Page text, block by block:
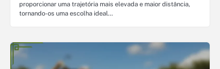
proporcionar uma trajetória mais elevada e maior distância,
tornando-os uma escolha ideal…